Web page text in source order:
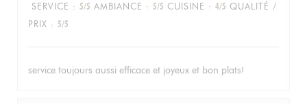
SERVICE : 5/5 AMBIANCE : 5/5 CUISINE : 4/5 QUALITÉ /
PRIX : 5/5
service toujours aussi efficace et joyeux et bon plats!